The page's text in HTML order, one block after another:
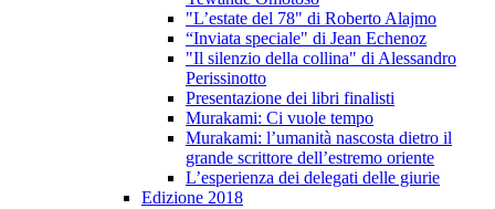
"L’estate del 78" di Roberto Alajmo
“Inviata speciale" di Jean Echenoz
"Il silenzio della collina" di Alessandro
Perissinotto
Presentazione dei libri finalisti
Murakami: Ci vuole tempo
Murakami: l’umanità nascosta dietro il
grande scrittore dell’estremo oriente
L’esperienza dei delegati delle giurie
Edizione 2018